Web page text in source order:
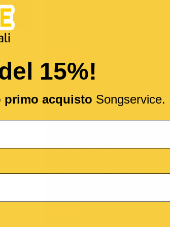
BPM: 72 Ton.:
I Cento Passi
BPM:126 Ton.:RE
15%!
acquisto Songservice.